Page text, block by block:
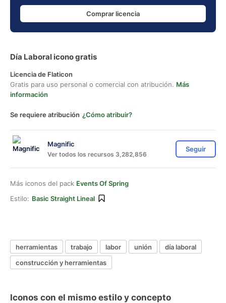
Comprar licencia
Día Laboral icono gratis
Licencia de Flaticon
Gratis para uso personal o comercial con atribución. Más
información
Se requiere atribución ¿Cómo atribuir?
Magnific
Ver todos los recursos 3,282,856
Seguir
Más iconos del pack Events Of Spring
Estilo: Basic Straight Lineal
herramientas trabajo labor unión
día laboral
construcción y herramientas
Iconos con el mismo estilo y concepto